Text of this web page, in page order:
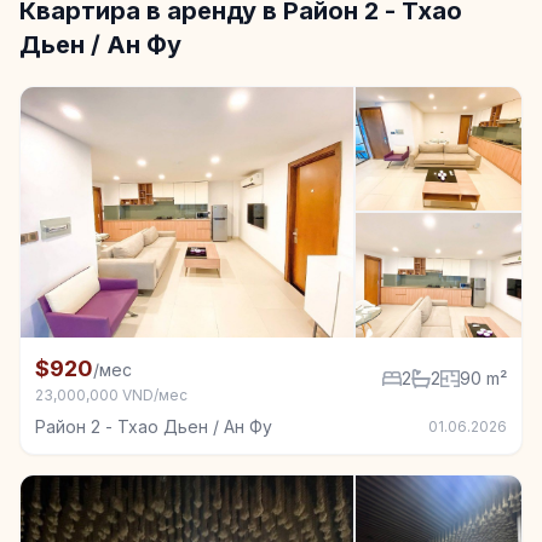
Квартира в аренду в Район 2 - Тхао
Дьен / Ан Фу
Квартира в аренду в Район 2 - Тхао Дьен / Ан Фу,
$920/мес
23,000,000 VND/мес
2 2 90 m²
Район 2 - Тхао Дьен / Ан Фу 01.06.2026